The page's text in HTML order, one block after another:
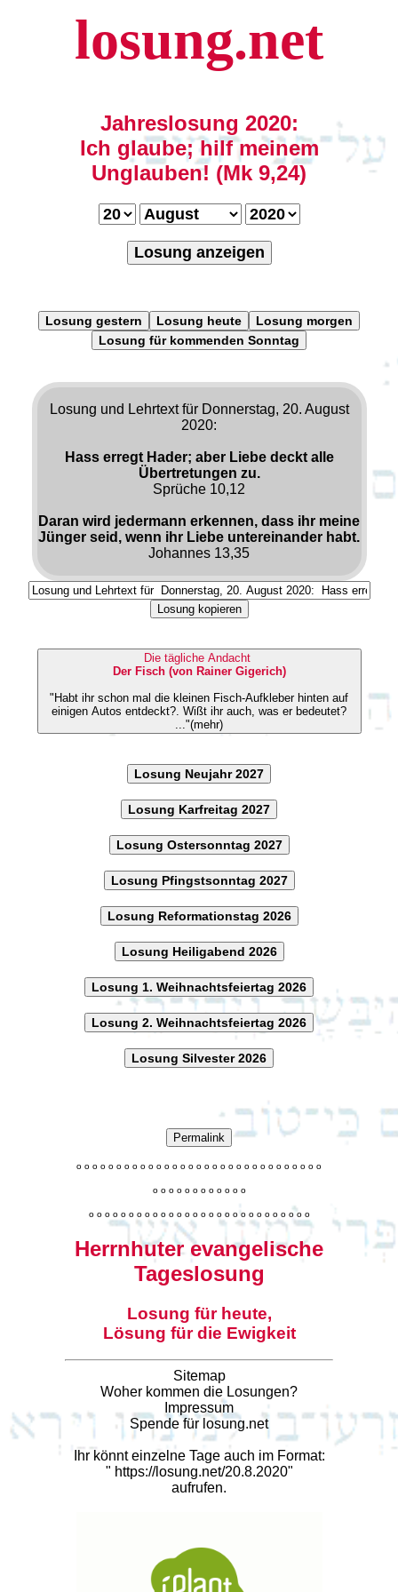
losung.net
Jahreslosung 2020:
Ich glaube; hilf meinem
Unglauben! (Mk 9,24)
Losung anzeigen
Losung gestern Losung heute
Losung morgen
Losung für kommenden Sonntag
Losung und Lehrtext für Donnerstag, 20. August
2020:
Hass erregt Hader; aber Liebe deckt alle
Übertretungen zu.
Sprüche 10,12
Daran wird jedermann erkennen, dass ihr meine
Jünger seid, wenn ihr Liebe untereinander habt.
Johannes 13,35
Losung kopieren
Die tägliche Andacht
Der Fisch (von Rainer Gigerich)
"Habt ihr schon mal die kleinen Fisch-Aufkleber hinten auf
einigen Autos entdeckt?. Wißt ihr auch, was er bedeutet?
..."(mehr)
Losung Neujahr 2027
Losung Karfreitag 2027
Losung Ostersonntag 2027
Losung Pfingstsonntag 2027
Losung Reformationstag 2026
Losung Heiligabend 2026
Losung 1. Weihnachtsfeiertag 2026
Losung 2. Weihnachtsfeiertag 2026
Losung Silvester 2026
Permalink
o o o o o o o o o o o o o o o o o o o o o o o o o o o o o o o
o o o o o o o o o o o o
o o o o o o o o o o o o o o o o o o o o o o o o o o o o
Herrnhuter evangelische
Tageslosung
Losung für heute,
Lösung für die Ewigkeit
Sitemap
Woher kommen die Losungen?
Impressum
Spende für losung.net
Ihr könnt einzelne Tage auch im Format:
" https://losung.net/20.8.2020"
aufrufen.